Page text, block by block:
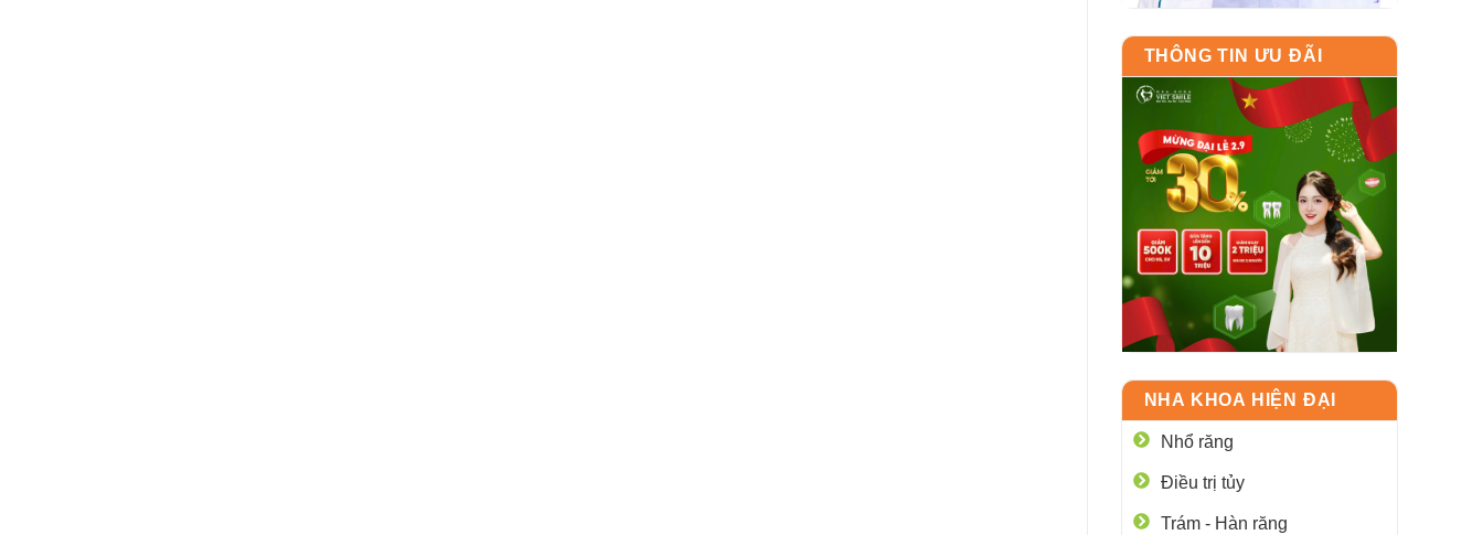
THÔNG TIN ƯU ĐÃI
NHA KHOA HIỆN ĐẠI
Nhổ răng
Điều trị tủy
Trám - Hàn răng